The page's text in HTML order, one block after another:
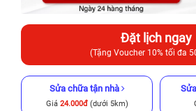
Đặt lịch ngay
(Tặng Voucher 10% tối đa
Sửa chữa tận nhà
Giá 24.000đ(dưới 5km)